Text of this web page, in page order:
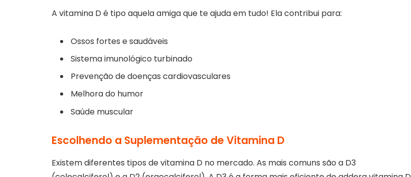
A vitamina D é tipo aquela amiga que te ajuda em tudo! Ela contribui para:
Ossos fortes e saudáveis
Sistema imunológico turbinado
Prevenção de doenças cardiovasculares
Melhora do humor
Saúde muscular
Escolhendo a Suplementação de Vitamina D
Existem diferentes tipos de vitamina D no mercado. As mais comuns são a D3